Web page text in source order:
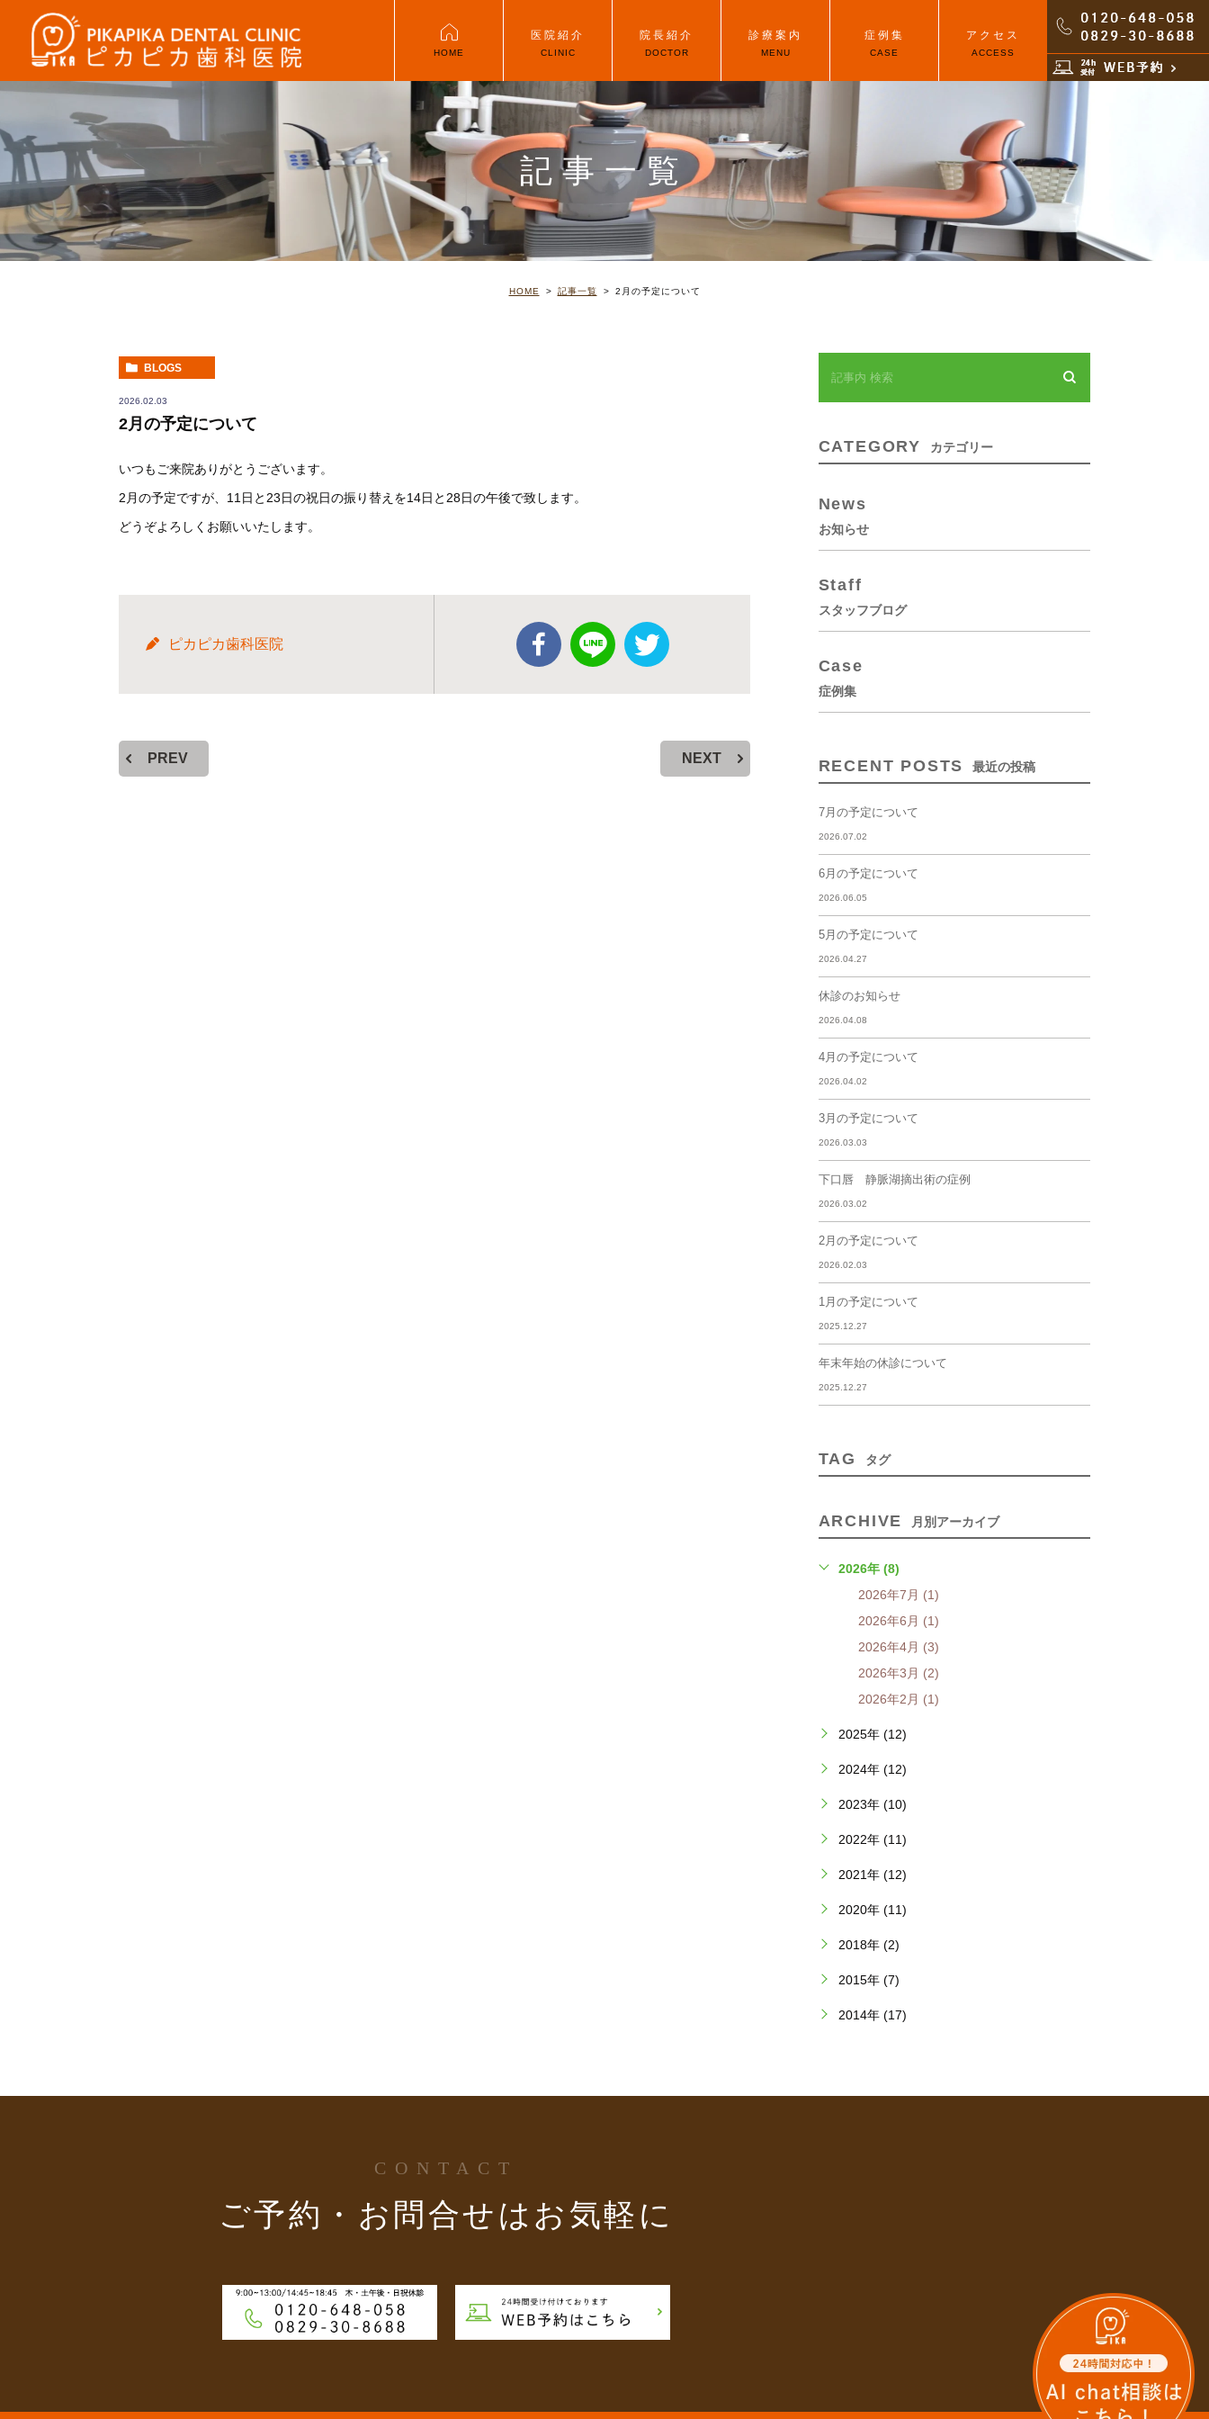
HOME
医院紹介
CLINIC
院長紹介
DOCTOR
診療案内
MENU
症例集
CASE
アクセス
ACCESS
記事一覧
HOME 記事一覧 2月の予定について
BLOGS
2026.02.03
2月の予定について
いつもご来院ありがとうございます。
2月の予定ですが、11日と23日の祝日の振り替えを14日と28日の午後で致します。
どうぞよろしくお願いいたします。
ピカピカ歯科医院
PREV NEXT
CATEGORY カテゴリー
News
お知らせ
Staff
スタッフブログ
Case
症例集
RECENT POSTS 最近の投稿
7月の予定について
2026.07.02
6月の予定について
2026.06.05
5月の予定について
2026.04.27
休診のお知らせ
2026.04.08
4月の予定について
2026.04.02
3月の予定について
2026.03.03
下口唇 静脈湖摘出術の症例
2026.03.02
2月の予定について
2026.02.03
1月の予定について
2025.12.27
年末年始の休診について
2025.12.27
TAG タグ
ARCHIVE 月別アーカイブ
2026年 (8)
2026年7月 (1)
2026年6月 (1)
2026年4月 (3)
2026年3月 (2)
2026年2月 (1)
2025年 (12)
2024年 (12)
2023年 (10)
2022年 (11)
2021年 (12)
2020年 (11)
2018年 (2)
2015年 (7)
2014年 (17)
CONTACT
ご予約・お問合せはお気軽に